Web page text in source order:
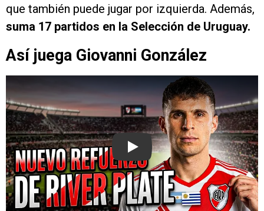
que también puede jugar por izquierda. Además,
suma 17 partidos en la Selección de Uruguay.
Así juega Giovanni González
Play